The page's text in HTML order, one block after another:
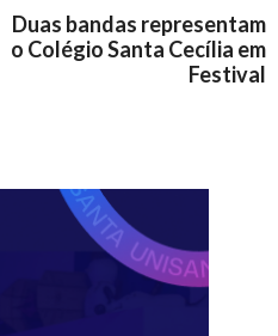
Duas bandas representam
o Colégio Santa Cecília em
Festival